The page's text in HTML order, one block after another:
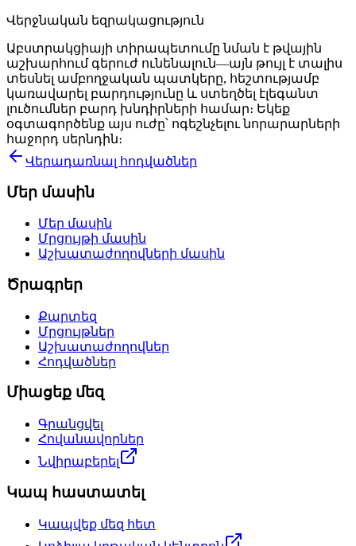
Վերջնական եզրակացություն
Աբստրակցիայի տիրապետումը նման է թվային
աշխարհում գերուժ ունենալուն—այն թույլ է տալիս
տեսնել ամբողջական պատկերը, հեշտությամբ
կառավարել բարդությունը և ստեղծել էլեգանտ
լուծումներ բարդ խնդիրների համար։ Եկեք
օգտագործենք այս ուժը՝ ոգեշնչելու նորարարների
հաջորդ սերնդին։
Վերադառնալ հոդվածներ
Մեր մասին
Մեր մասին
Մրցույթի մասին
Աշխատաժողովների մասին
Ծրագրեր
Քարտեզ
Մրցույթներ
Աշխատաժողովներ
Հոդվածներ
Միացեք մեզ
Գրանցվել
Հովանավորներ
Նվիրաբերել
Կապ հաստատել
Կապվեք մեզ հետ